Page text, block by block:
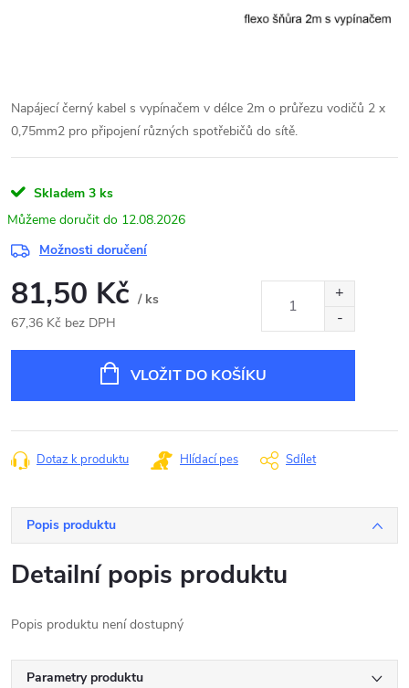
Napájecí černý kabel s vypínačem v délce 2m o průřezu vodičů 2 x
0,75mm2 pro připojení různých spotřebičů do sítě.
Skladem 3 ks
12.08.2026
Možnosti doručení
81,50 Kč / ks
67,36 Kč bez DPH
VLOŽIT DO KOŠÍKU
Dotaz k produktu Hlídací pes Sdílet
Popis produktu
Detailní popis produktu
Popis produktu není dostupný
Parametry produktu